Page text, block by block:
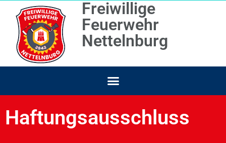
Freiwillige
Feuerwehr
Nettelnburg
Haftungsausschluss